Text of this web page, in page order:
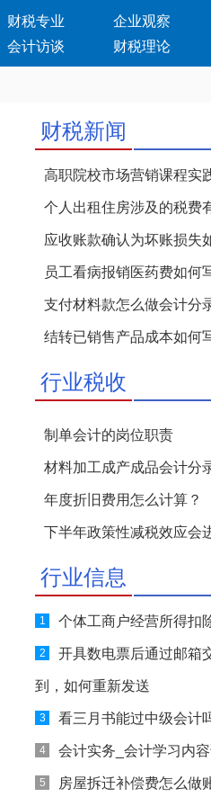
财税专业 企业观察
会计访谈 财税理论
财税新闻
高职院校市场营销课程实
个人出租住房涉及的税费有
应收账款确认为坏账损失如
员工看病报销医药费如何写
支付材料款怎么做会计分录
结转已销售产品成本如何写
行业税收
制单会计的岗位职责
材料加工成产成品会计分录
年度折旧费用怎么计算？
下半年政策性减税效应会
行业信息
1 个体工商户经营所得扣除
2 开具数电票后通过邮箱交
到，如何重新发送
3 看三月书能过中级会计
4 会计实务_会计学习内
5 房屋拆迁补偿费怎么做账